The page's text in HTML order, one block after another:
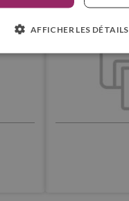
AFFICHER LES DÉTAILS